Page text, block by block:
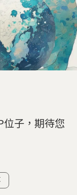
位子，期待您